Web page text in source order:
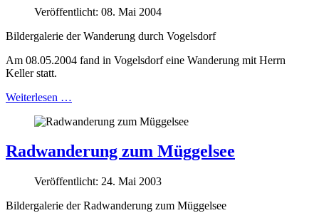
Veröffentlicht: 08. Mai 2004
Bildergalerie der Wanderung durch Vogelsdorf
Am 08.05.2004 fand in Vogelsdorf eine Wanderung mit Herrn
Keller statt.
Weiterlesen …
Radwanderung zum Müggelsee
Veröffentlicht: 24. Mai 2003
Bildergalerie der Radwanderung zum Müggelsee